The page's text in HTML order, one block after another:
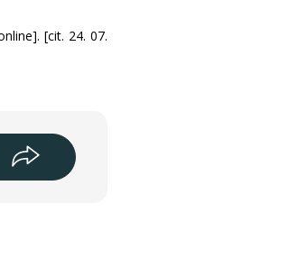
[cit. 24. 07.